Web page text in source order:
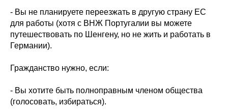
- Вы не планируете переезжать в другую страну ЕС
для работы (хотя с ВНЖ Португалии вы можете
путешествовать по Шенгену, но не жить и работать в
Германии).
Гражданство нужно, если:
- Вы хотите быть полноправным членом общества
(голосовать, избираться).